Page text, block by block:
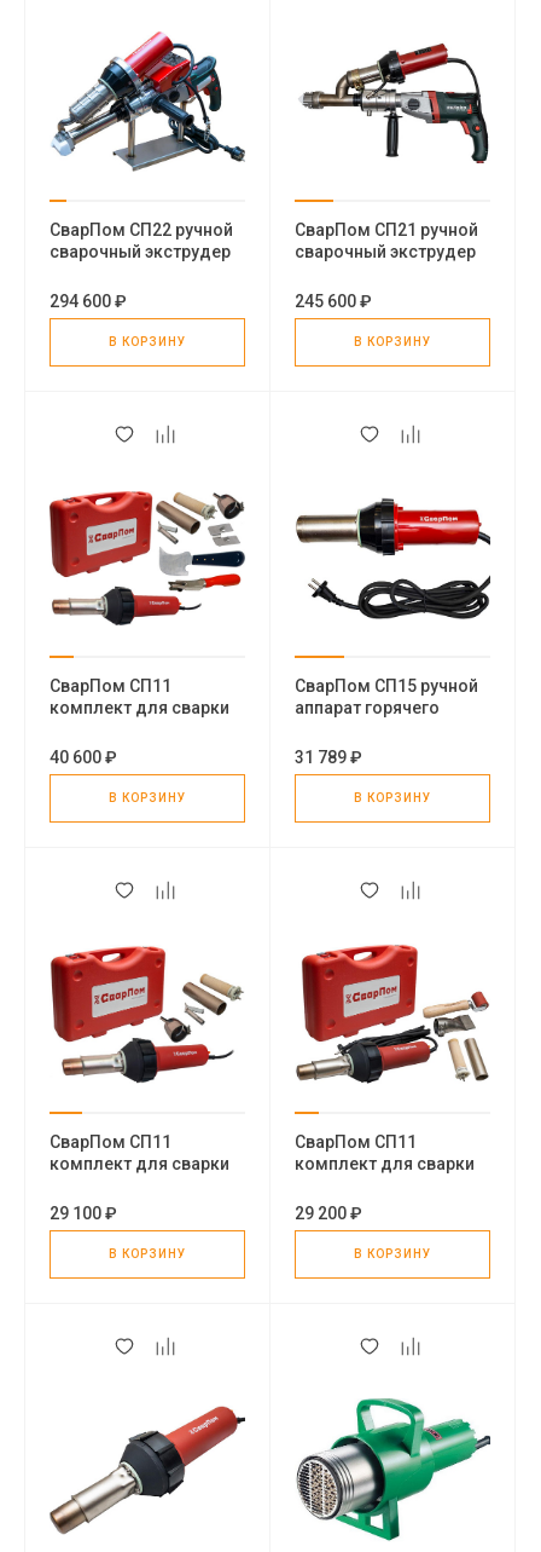
СварПом СП22 ручной
сварочный экструдер
294 600 ₽
В КОРЗИНУ
СварПом СП21 ручной
сварочный экструдер
245 600 ₽
В КОРЗИНУ
СварПом СП11
комплект для сварки
40 600 ₽
В КОРЗИНУ
СварПом СП15 ручной
аппарат горячего
31 789 ₽
В КОРЗИНУ
СварПом СП11
комплект для сварки
29 100 ₽
В КОРЗИНУ
СварПом СП11
комплект для сварки
29 200 ₽
В КОРЗИНУ